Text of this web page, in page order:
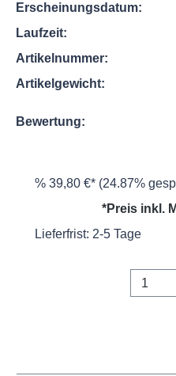
Erscheinungsdatum:
Laufzeit:
Artikelnummer:
Artikelgewicht:
Bewertung:
% 39,80 €* (24.87%
*Preis inkl.
Lieferfrist: 2-5 Tage
Anzahl